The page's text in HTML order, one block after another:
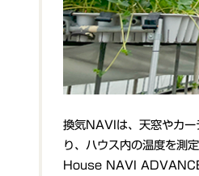
換気NAVIは、天窓やカ
り、ハウス内の温度を測
House NAVI ADVANCE